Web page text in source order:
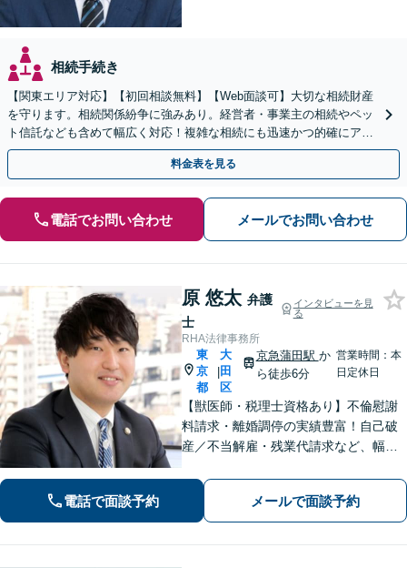
相続手続き
【関東エリア対応】【初回相談無料】【Web面談可】大切な相続財産
を守ります。相続関係紛争に強みあり。経営者・事業主の相続やペッ
ト信託なども含めて幅広く対応！複雑な相続にも迅速かつ的確にアド
バイスいたします。
料金表を見る
電話でお問い合わせ メールでお問い合わせ
原 悠太 弁護
士
インタビューを見
る
RHA法律事務所
東
京
都
|
大
田
区
京急蒲田駅 か
ら徒歩6分
営業時間：本
日定休日
【獣医師・税理士資格あり】不倫慰謝
料請求・離婚調停の実績豊富！自己破
産／不当解雇・残業代請求など、幅広
数！温もりある対応をご提供します。
【中小企業顧問経験100社以上】不動産
問題、予防法務はお任せください。
電話で面談予約 メールで面談予約